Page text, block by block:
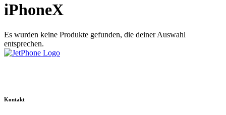
iPhoneX
Es wurden keine Produkte gefunden, die deiner Auswahl
entsprechen.
Kontakt